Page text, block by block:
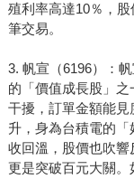
殖利率高達10％，
筆交易。
3. 帆宣（6196）：
的「價值成長股」
干擾，訂單金額能
升，身為台積電的
收回溫，股價也吹響
更是突破百元大關